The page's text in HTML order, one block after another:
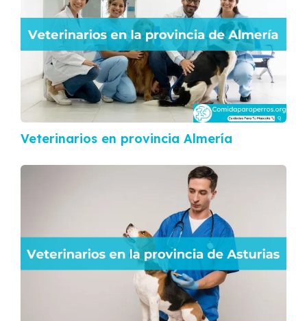
Veterinarios en provincia Almería